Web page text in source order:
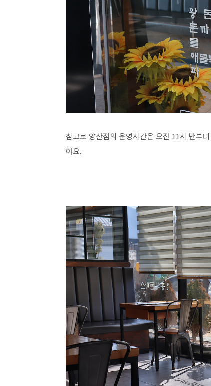
참고로 양산점의 운영시간은 오전 11시 반부
어요.